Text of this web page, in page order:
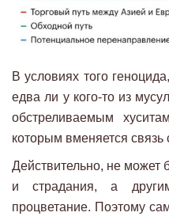
В условиях того
едва ли у кого-то из
обстреливаемым
которым вменяется связь
Действительно, не может
и страдания, а
процветание. Поэтому